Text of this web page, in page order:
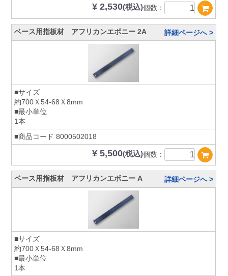
¥ 2,530(税込)個数：
ベース用指板材 アフリカンエボニー 2A 詳細ページへ >
■サイズ
約700Ｘ54-68Ｘ8mm
■最小単位
1本
■商品コード 8000502018
¥ 5,500(税込)個数：
ベース用指板材 アフリカンエボニー A 詳細ページへ >
■サイズ
約700Ｘ54-68Ｘ8mm
■最小単位
1本